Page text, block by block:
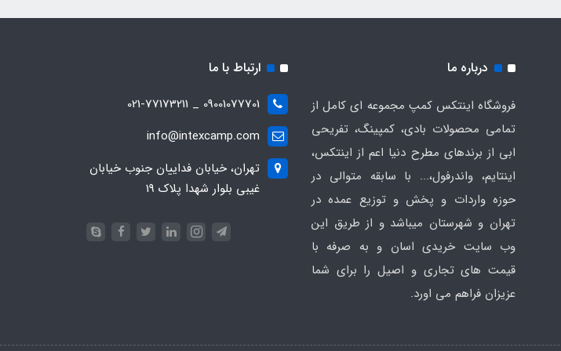
درباره ما
فروشگاه اینتکس کمپ مجموعه ای کامل از
تمامی محصولات بادی، کمپینگ، تفریحی
ابی از برندهای مطرح دنیا اعم از اینتکس،
اینتایم، واندرفول،... با سابقه متوالی در
حوزه واردات و پخش و توزیع عمده در
تهران و شهرستان میباشد و از طریق این
وب سایت خریدی اسان و به صرفه با
قیمت های تجاری و اصیل را برای شما
عزیزان فراهم می اورد.
ارتباط با ما
09001077701 _ 021-77173211
info@intexcamp.com
تهران، خیابان فداییان جنوب خیابان
غیبی بلوار شهدا پلاک 19